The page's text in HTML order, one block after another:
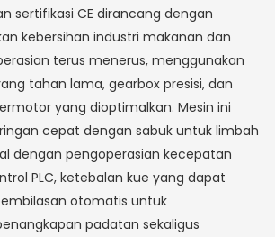
sertifikasi CE dirancang dengan
kebersihan industri makanan dan
terus menerus, menggunakan
tahan lama, gearbox presisi, dan
yang dioptimalkan. Mesin ini
cepat dengan sabuk untuk limbah
dengan pengoperasian kecepatan
PLC, ketebalan kue yang dapat
otomatis untuk
padatan sekaligus